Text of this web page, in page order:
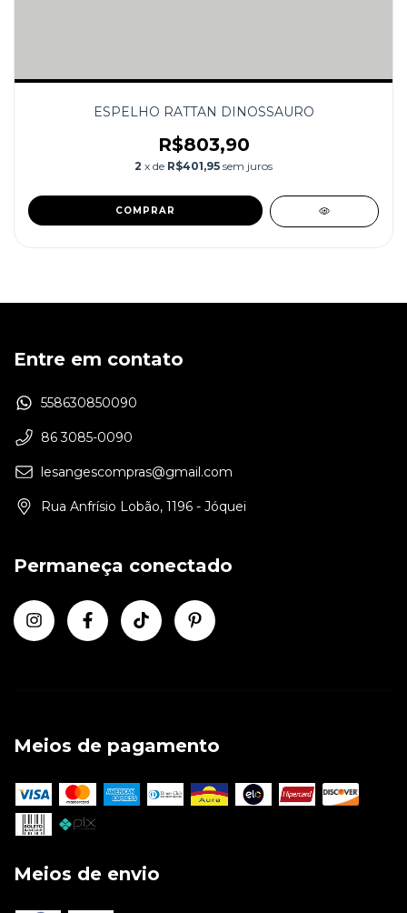
ESPELHO RATTAN DINOSSAURO
R$803,90
2 x de R$401,95 sem juros
Entre em contato
558630850090
86 3085-0090
lesangescompras@gmail.com
Rua Anfrísio Lobão, 1196 - Jóquei
Permaneça conectado
Meios de pagamento
Meios de envio